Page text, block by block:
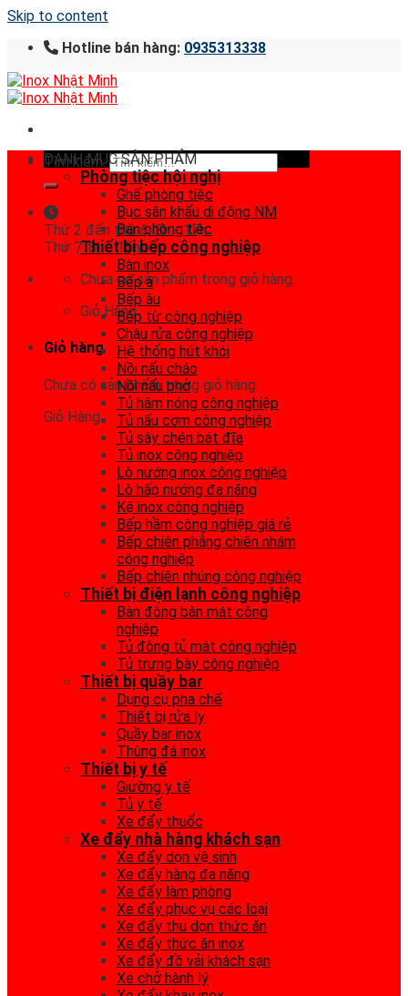
Skip to content
Hotline bán hàng: 0935313338
Tìm kiếm:
Thứ 2 đến thứ 6: 8h - 17h
Thứ 7: 8h - 15h
Chưa có sản phẩm trong giỏ hàng.
Giỏ Hàng
Giỏ hàng
Chưa có sản phẩm trong giỏ hàng.
Giỏ Hàng
DANH MỤC SẢN PHẨM
Phòng tiệc hội nghị
Ghế phòng tiệc
Bục sân khấu di động NM
Bàn phòng tiệc
Thiết bị bếp công nghiệp
Bàn inox
Bếp á
Bếp âu
Bếp từ công nghiệp
Chậu rửa công nghiệp
Hệ thống hút khói
Nồi nấu cháo
Nồi nấu phở
Tủ hâm nóng công nghiệp
Tủ nấu cơm công nghiệp
Tủ sây chén bát đĩa
Tủ inox công nghiệp
Lò nướng inox công nghiệp
Lò hấp nướng đa năng
Kệ inox công nghiệp
Bếp hầm công nghiệp giá rẻ
Bếp chiên phẳng chiên nhám
công nghiệp
Bếp chiên nhúng công nghiệp
Thiết bị điện lạnh công nghiệp
Bàn đông bàn mát công
nghiệp
Tủ đông tủ mát công nghiệp
Tủ trưng bày công nghiệp
Thiết bị quầy bar
Dụng cụ pha chế
Thiết bị rửa ly
Quầy bar inox
Thùng đá inox
Thiết bị y tế
Giường y tế
Tủ y tế
Xe đẩy thuốc
Xe đẩy nhà hàng khách sạn
Xe đẩy dọn vệ sinh
Xe đẩy hàng đa năng
Xe đẩy làm phòng
Xe đẩy phục vụ các loại
Xe đẩy thu dọn thức ăn
Xe đẩy thức ăn inox
Xe đẩy đồ vải khách sạn
Xe chở hành lý